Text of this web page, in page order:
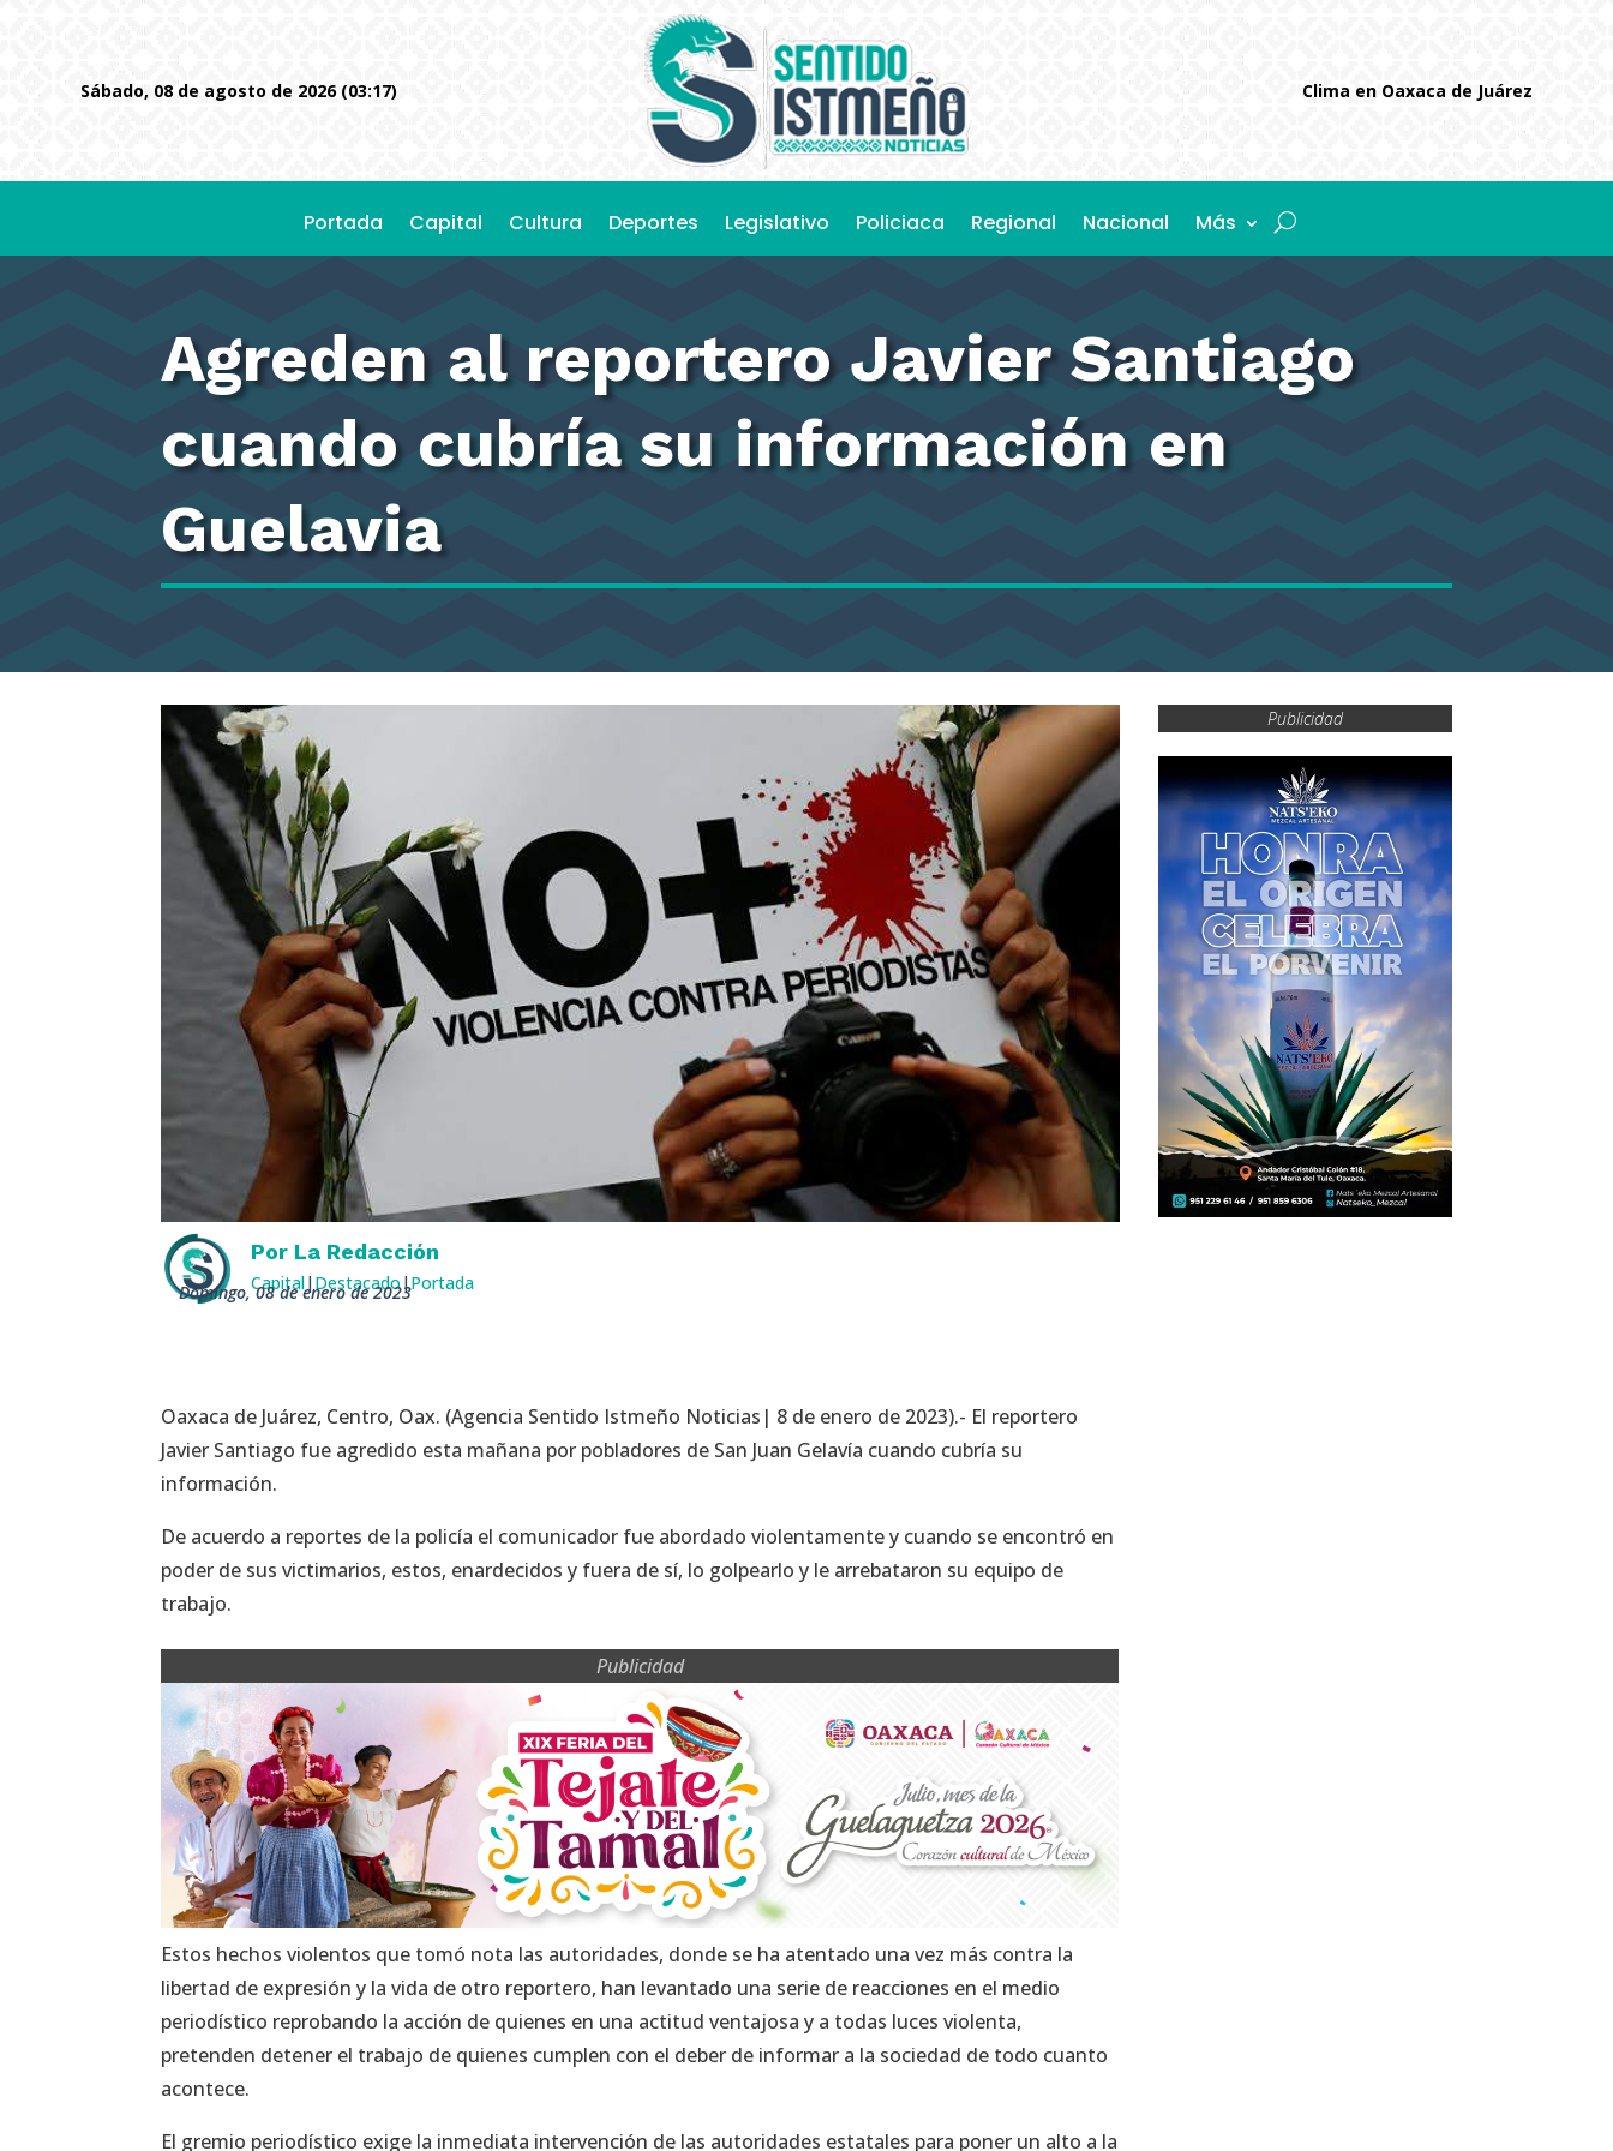
sábado, 08 de agosto de 2026 (03:17) Clima en Oaxaca de Juárez
Portada Capital Cultura Deportes Legislativo Policiaca Regional Nacional Más
Agreden al reportero Javier Santiago
cuando cubría su información en
Guelavia
Por La Redacción
Capital| Destacado|Portada
domingo, 08 de enero de 2023
Oaxaca de Juárez, Centro, Oax. (Agencia Sentido Istmeño Noticias| 8 de enero de 2023).- El reportero
Javier Santiago fue agredido esta mañana por pobladores de San Juan Gelavía cuando cubría su
información.
De acuerdo a reportes de la policía el comunicador fue abordado violentamente y cuando se encontró en
poder de sus victimarios, estos, enardecidos y fuera de sí, lo golpearlo y le arrebataron su equipo de
trabajo.
Publicidad
Estos hechos violentos que tomó nota las autoridades, donde se ha atentado una vez más contra la
libertad de expresión y la vida de otro reportero, han levantado una serie de reacciones en el medio
periodístico reprobando la acción de quienes en una actitud ventajosa y a todas luces violenta,
pretenden detener el trabajo de quienes cumplen con el deber de informar a la sociedad de todo cuanto
acontece.
El gremio periodístico exige la inmediata intervención de las autoridades estatales para poner un alto a la
Publicidad